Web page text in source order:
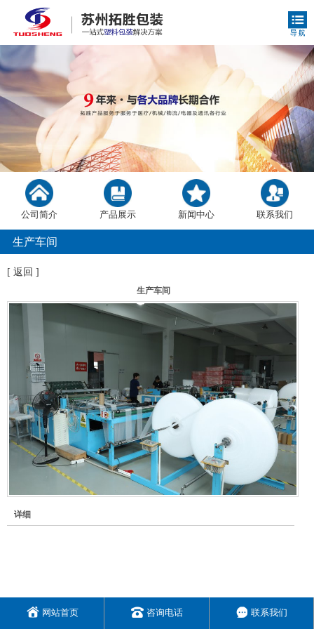
公司简介 产品展示 新闻中心 联系我们
生产车间
[ 返回 ]
生产车间
详细
网站首页 咨询电话 联系我们